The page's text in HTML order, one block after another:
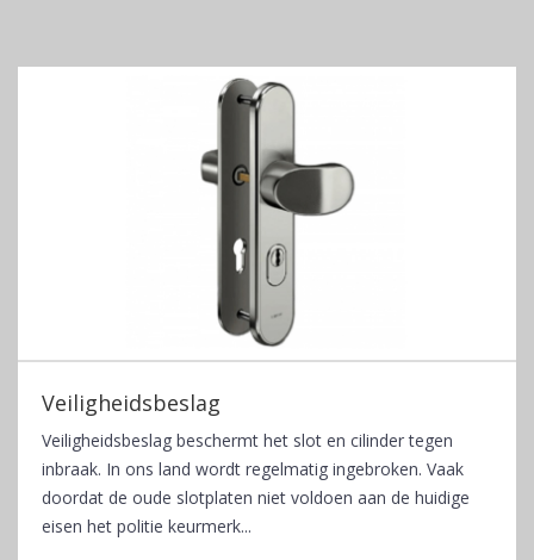
Veiligheidsbeslag
Veiligheidsbeslag beschermt het slot en cilinder tegen
inbraak. In ons land wordt regelmatig ingebroken. Vaak
doordat de oude slotplaten niet voldoen aan de huidige
eisen het politie keurmerk...